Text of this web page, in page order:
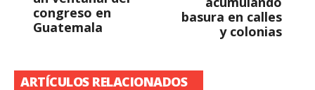
congreso en
Guatemala
basura en calles
y colonias
ARTÍCULOS RELACIONADOS